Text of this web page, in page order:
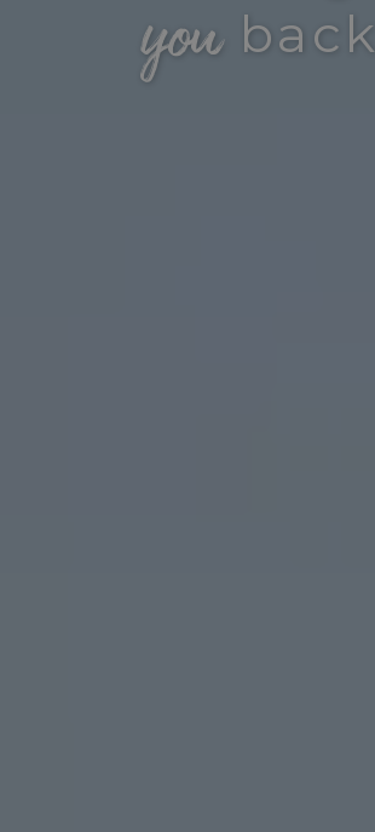
youback